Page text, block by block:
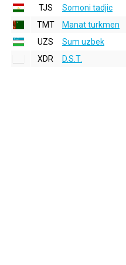
TJS
Somoni tadjic
TMT
Manat turkmen
UZS
Sum uzbek
XDR
D.S.T.